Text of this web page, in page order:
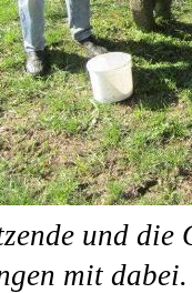
und die
mit dabei.